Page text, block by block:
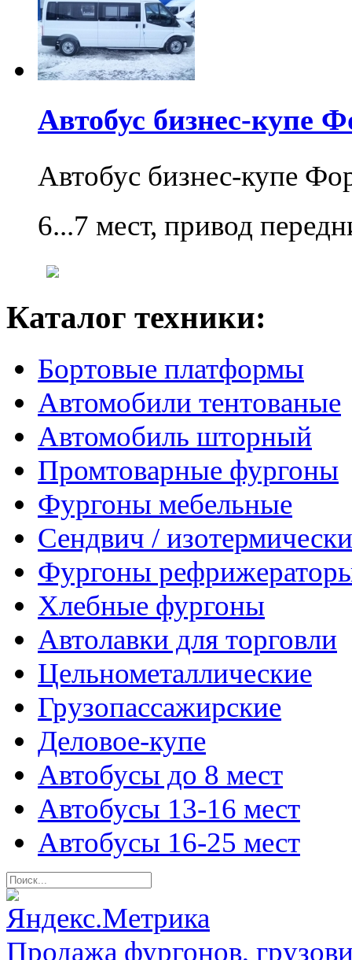
Автобус бизнес-купе
Автобус бизнес-купе
6...7 мест, привод
Каталог техники:
Бортовые платформы
Автомобили тентованые
Автомобиль шторный
Промтоварные фургоны
Фургоны мебельные
Сендвич /
Фургоны
Хлебные фургоны
Автолавки для торговли
Цельнометаллические
Грузопассажирские
Деловое-купе
Автобусы до 8 мест
Автобусы 13-16 мест
Автобусы 16-25 мест
Продажа фургонов,